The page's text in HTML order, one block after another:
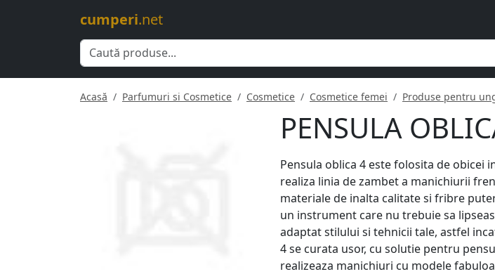
cumperi.net
Acasă Parfumuri si Cosmetice Cosmetice Cosmetice femei Produse pentru
PENSULA
Pensula oblica 4 este folosita de obicei
realiza linia de zambet a manichiurii
materiale de inalta calitate si fribre
un instrument care nu trebuie sa
adaptat stilului si tehnicii tale, astfel
4 se curata usor, cu solutie pentru
realizeaza manichiuri cu modele